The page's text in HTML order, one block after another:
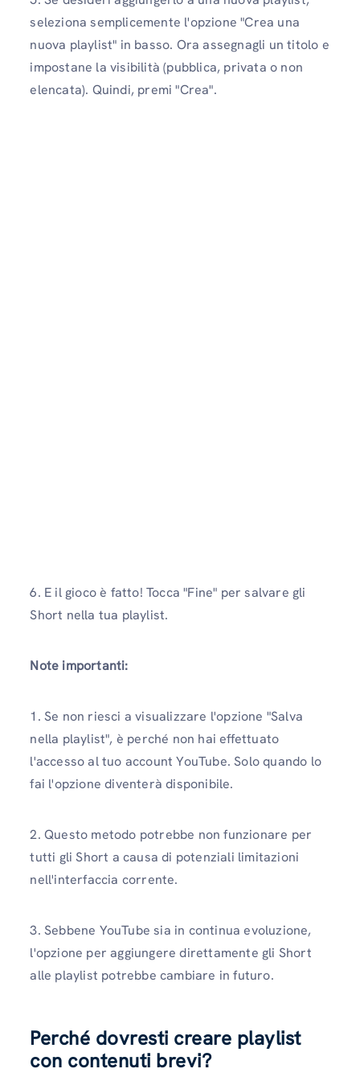
seleziona semplicemente l'opzione "Crea una
nuova playlist" in basso. Ora assegnagli un titolo e
impostane la visibilità (pubblica, privata o non
elencata). Quindi, premi "Crea".
6. E il gioco è fatto! Tocca "Fine" per salvare gli
Short nella tua playlist.
Note importanti:
1. Se non riesci a visualizzare l'opzione "Salva
nella playlist", è perché non hai effettuato
l'accesso al tuo account YouTube. Solo quando lo
fai l'opzione diventerà disponibile.
2. Questo metodo potrebbe non funzionare per
tutti gli Short a causa di potenziali limitazioni
nell'interfaccia corrente.
3. Sebbene YouTube sia in continua evoluzione,
l'opzione per aggiungere direttamente gli Short
alle playlist potrebbe cambiare in futuro.
Perché dovresti creare playlist
con contenuti brevi?